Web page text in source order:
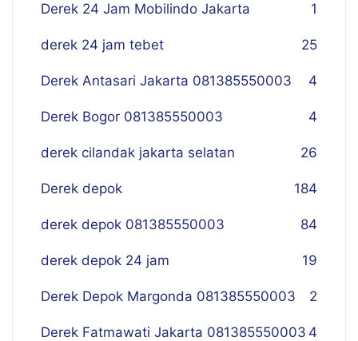
Derek 24 Jam Mobilindo Jakarta 1
derek 24 jam tebet 25
Derek Antasari Jakarta 081385550003 4
Derek Bogor 081385550003 4
derek cilandak jakarta selatan 26
Derek depok 184
derek depok 081385550003 84
derek depok 24 jam 19
Derek Depok Margonda 081385550003 2
Derek Fatmawati Jakarta 081385550003 4